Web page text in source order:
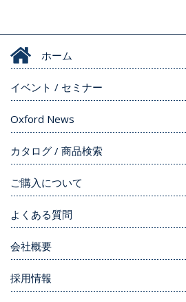
ホーム
イベント / セミナー
Oxford News
カタログ / 商品検索
ご購入について
よくある質問
会社概要
採用情報